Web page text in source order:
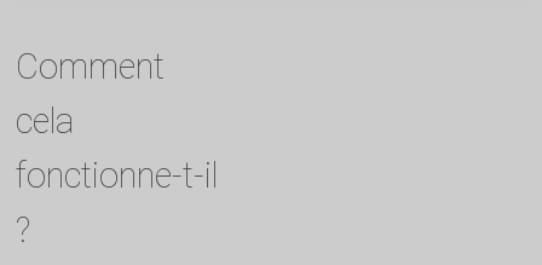
Comment
cela
fonctionne-t-il
?